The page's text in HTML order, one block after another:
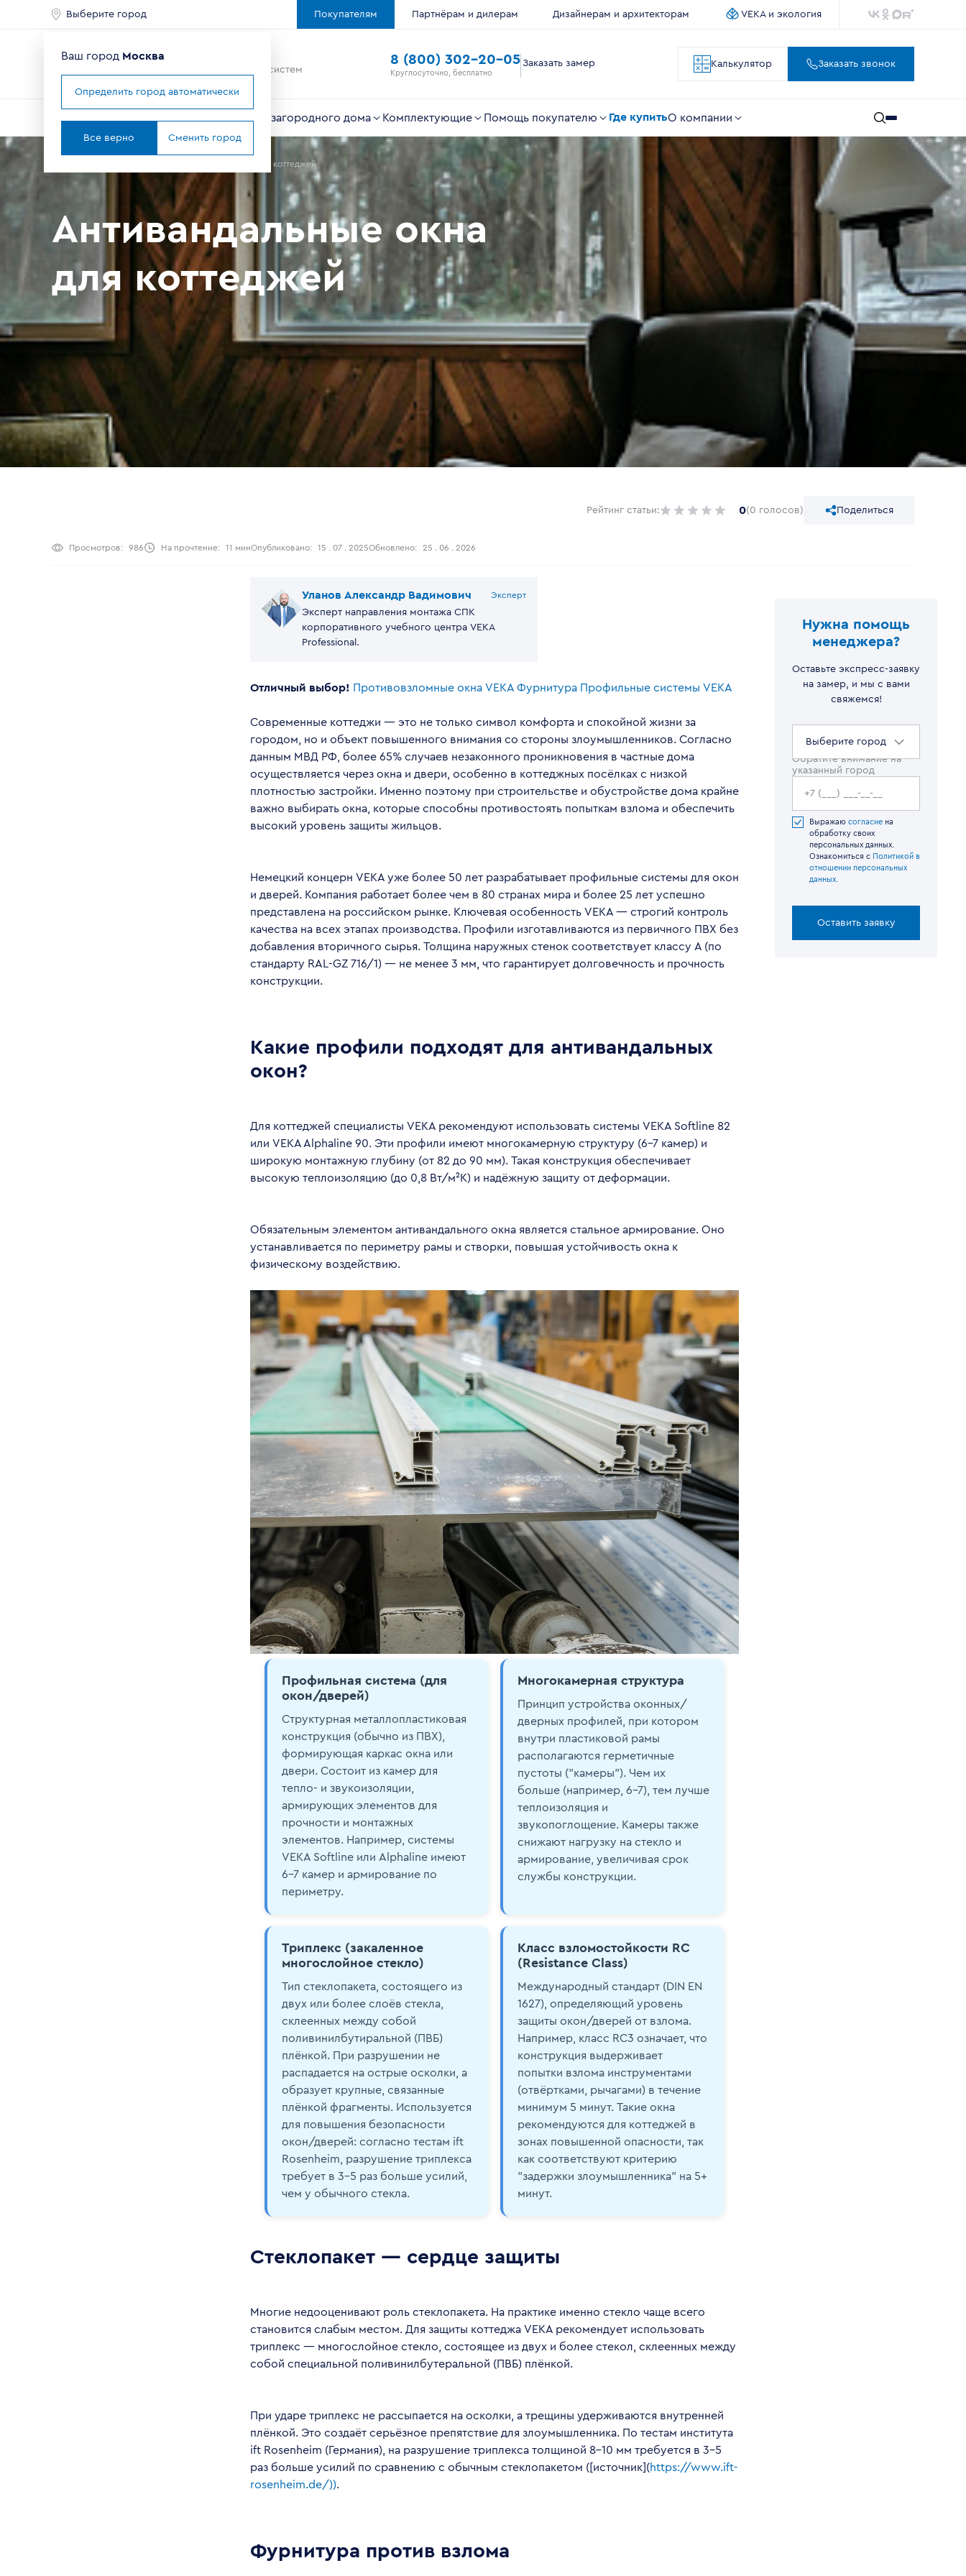
Выберите город Покупателям Партнёрам и дилерам Дизайнерам и архитекторам VEKA и экология
Ведущий мировой
производитель оконных систем
8 (800) 302-20-05
Круглосуточно, бесплатно
Заказать замер Калькулятор Заказать звонок
Для загородного дома Комплектующие Помощь покупателю Где купитьО компании
Антивандальные окна для коттеджей
Антивандальные окна
для коттеджей
Рейтинг статьи: 0(0 голосов) Поделиться
Просмотров: 986 На прочтение: 11 минОпубликовано: 15 . 07 . 2025Обновлено: 25 . 06 . 2026
Уланов Александр Вадимович Эксперт
Эксперт направления монтажа СПК
корпоративного учебного центра VEKA
Professional.
Отличный выбор! Противовзломные окна VEKA Фурнитура Профильные системы VEKA
Современные коттеджи — это не только символ комфорта и спокойной жизни за
городом, но и объект повышенного внимания со стороны злоумышленников. Согласно
данным МВД РФ, более 65% случаев незаконного проникновения в частные дома
осуществляется через окна и двери, особенно в коттеджных посёлках с низкой
плотностью застройки. Именно поэтому при строительстве и обустройстве дома крайне
важно выбирать окна, которые способны противостоять попыткам взлома и обеспечить
высокий уровень защиты жильцов.
Немецкий концерн VEKA уже более 50 лет разрабатывает профильные системы для окон
и дверей. Компания работает более чем в 80 странах мира и более 25 лет успешно
представлена на российском рынке. Ключевая особенность VEKA — строгий контроль
качества на всех этапах производства. Профили изготавливаются из первичного ПВХ без
добавления вторичного сырья. Толщина наружных стенок соответствует классу A (по
стандарту RAL-GZ 716/1) — не менее 3 мм, что гарантирует долговечность и прочность
конструкции.
Какие профили подходят для антивандальных
окон?
Для коттеджей специалисты VEKA рекомендуют использовать системы VEKA Softline 82
или VEKA Alphaline 90. Эти профили имеют многокамерную структуру (6–7 камер) и
широкую монтажную глубину (от 82 до 90 мм). Такая конструкция обеспечивает
высокую теплоизоляцию (до 0,8 Вт/м²К) и надёжную защиту от деформации.
Обязательным элементом антивандального окна является стальное армирование. Оно
устанавливается по периметру рамы и створки, повышая устойчивость окна к
физическому воздействию.
Профильная система (для
окон/дверей)
Структурная металлопластиковая
конструкция (обычно из ПВХ),
формирующая каркас окна или
двери. Состоит из камер для
тепло- и звукоизоляции,
армирующих элементов для
прочности и монтажных
элементов. Например, системы
VEKA Softline или Alphaline имеют
6–7 камер и армирование по
периметру.
Многокамерная структура
Принцип устройства оконных/
дверных профилей, при котором
внутри пластиковой рамы
располагаются герметичные
пустоты ("камеры"). Чем их
больше (например, 6–7), тем лучше
теплоизоляция и
звукопоглощение. Камеры также
снижают нагрузку на стекло и
армирование, увеличивая срок
службы конструкции.
Триплекс (закаленное
многослойное стекло)
Тип стеклопакета, состоящего из
двух или более слоёв стекла,
склеенных между собой
поливинилбутиральной (ПВБ)
плёнкой. При разрушении не
распадается на острые осколки, а
образует крупные, связанные
плёнкой фрагменты. Используется
для повышения безопасности
окон/дверей: согласно тестам ift
Rosenheim, разрушение триплекса
требует в 3–5 раз больше усилий,
чем у обычного стекла.
Класс взломостойкости RC
(Resistance Class)
Международный стандарт (DIN EN
1627), определяющий уровень
защиты окон/дверей от взлома.
Например, класс RC3 означает, что
конструкция выдерживает
попытки взлома инструментами
(отвёртками, рычагами) в течение
минимум 5 минут. Такие окна
рекомендуются для коттеджей в
зонах повышенной опасности, так
как соответствуют критерию
"задержки злоумышленника" на 5+
минут.
Стеклопакет — сердце защиты
Многие недооценивают роль стеклопакета. На практике именно стекло чаще всего
становится слабым местом. Для защиты коттеджа VEKA рекомендует использовать
триплекс — многослойное стекло, состоящее из двух и более стекол, склеенных между
собой специальной поливинилбутеральной (ПВБ) плёнкой.
При ударе триплекс не рассыпается на осколки, а трещины удерживаются внутренней
плёнкой. Это создаёт серьёзное препятствие для злоумышленника. По тестам института
ift Rosenheim (Германия), на разрушение триплекса толщиной 8–10 мм требуется в 3–5
раз больше усилий по сравнению с обычным стеклопакетом ([источник](https://www.ift-
rosenheim.de/)).
Фурнитура против взлома
Нужна помощь
менеджера?
Оставьте экспресс-заявку
на замер, и мы с вами
свяжемся!
Выберите город
Обратите внимание на
указанный город
Выражаю согласие на
обработку своих
персональных данных.
Ознакомиться с Политикой в
отношении персональных
данных.
Оставить заявку
Ваш город Москва
Определить город автоматически
Все верно Сменить город